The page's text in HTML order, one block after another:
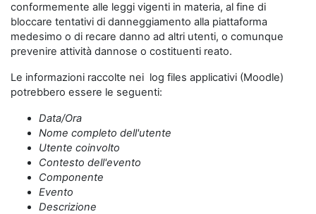
conformemente alle leggi vigenti in materia, al fine di
bloccare tentativi di danneggiamento alla piattaforma
medesimo o di recare danno ad altri utenti, o comunque
prevenire attività dannose o costituenti reato.
Le informazioni raccolte nei log files applicativi (Moodle)
potrebbero essere le seguenti:
Data/Ora
Nome completo dell'utente
Utente coinvolto
Contesto dell'evento
Componente
Evento
Descrizione